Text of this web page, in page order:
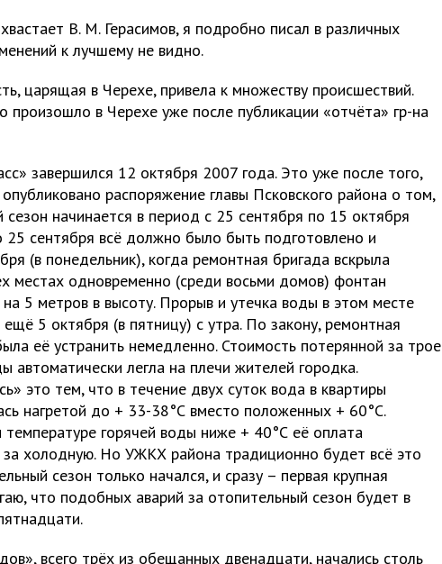
В. М. Герасимов, я подробно писал в различных
к лучшему не видно.
царящая в Черехе, привела к множеству происшествий.
произошло в Черехе уже после публикации «отчёта» гр-на
завершился 12 октября 2007 года. Это уже после того,
распоряжение главы Псковского района о том,
сезон начинается в период с 25 сентября по 15 октября
сентября всё должно было быть подготовлено и
(в понедельник), когда ремонтная бригада вскрыла
местах одновременно (среди восьми домов) фонтан
5 метров в высоту. Прорыв и утечка воды в этом месте
5 октября (в пятницу) с утра. По закону, ремонтная
её устранить немедленно. Стоимость потерянной за трое
автоматически легла на плечи жителей городка.
это тем, что в течение двух суток вода в квартиры
нагретой до + 33-38°С вместо положенных + 60°С.
температуре горячей воды ниже + 40°С её оплата
за холодную. Но УЖКХ района традиционно будет всё это
сезон только начался, и сразу – первая крупная
что подобных аварий за отопительный сезон будет в
всего трёх из обещанных двенадцати, начались столь